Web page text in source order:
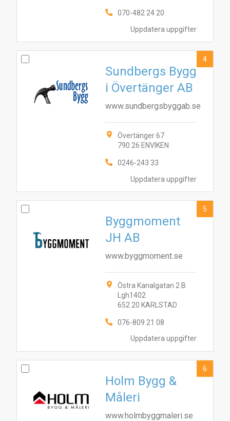
Uppdatera uppgifter
070-482 24 20
Uppdatera uppgifter
Sundbergs Bygg
i Övertänger AB
www.sundbergsbyggab.se
Övertänger 67
790 26 ENVIKEN
0246-243 33
4
Uppdatera uppgifter
Byggmoment
JH AB
www.byggmoment.se
Östra Kanalgatan 2 B
Lgh1402
652 20 KARLSTAD
076-809 21 08
5
Holm Bygg &
Måleri
www.holmbyggmaleri.se
6